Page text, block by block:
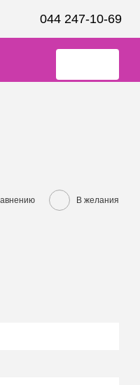
044 247-10-69
В желания